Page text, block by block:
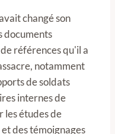
changé son
documents
références qu'il a
notamment
de soldats
internes de
les études de
des témoignages